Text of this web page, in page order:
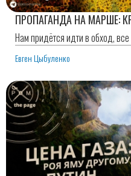
ПРОПАГАНДА НА МАРШЕ:
Нам придётся идти в обход,
Евген Цыбуленко